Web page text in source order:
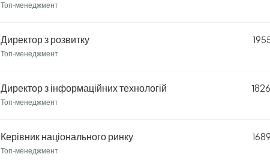
Топ-менеджмент
Директор з розвитку
Топ-менеджмент
Директор з інформаційних технологій
Топ-менеджмент
Керівник національного ринку
Топ-менеджмент